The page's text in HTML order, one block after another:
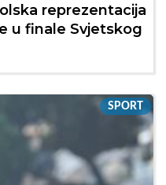
reprezentacija
u finale Svjetskog
SPORT